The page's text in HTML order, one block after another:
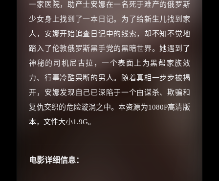
一家医院，助产士安娜在一名死于难产的俄罗斯
少女身上找到了一本日记。为了给新生儿找到家
人，安娜开始追查日记中的线索，却不知不觉地
踏入了伦敦俄罗斯黑手党的黑暗世界。她遇到了
神秘的司机尼古拉，一个表面上为黑帮家族效
力、行事冷酷果断的男人。随着真相一步步被揭
开，安娜发现自己已深陷于一个由谋杀、欺骗和
复仇交织的危险漩涡之中。本资源为1080P高清版
本，文件大小1.9G。
电影详细信息：